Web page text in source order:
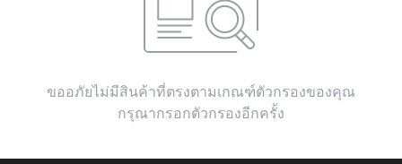
ขออภัยไม่มีสินค้าที่ตรงตามเกณฑ์ตัวกรองของคุณ
กรุณากรอกตัวกรองอีกครั้ง